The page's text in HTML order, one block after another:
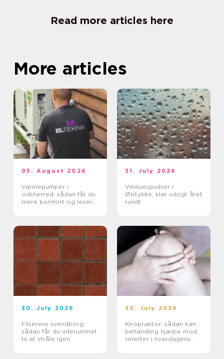
Read more articles here
More articles
05. August 2026
Varmepumper i
odsherred: sådan får du
mere komfort og lavere
31. July 2026
Vinduespudser i
Ølstykke: klar udsigt året
rundt
30. July 2026
Fliserens svendborg:
sådan får du uderummet
til at stråle igen
30. July 2026
Kiropraktor: sådan kan
behandling hjælpe mod
smerter i hverdagens